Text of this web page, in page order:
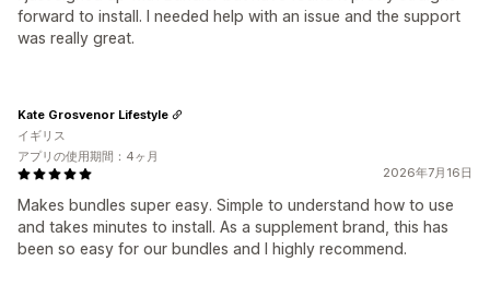
forward to install. I needed help with an issue and the support
was really great.
2026年7月16日
Makes bundles super easy. Simple to understand how to use
and takes minutes to install. As a supplement brand, this has
been so easy for our bundles and I highly recommend.
Kate Grosvenor Lifestyle
イギリス
アプリの使用期間：4ヶ月